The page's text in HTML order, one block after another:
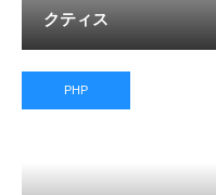
クティス
PHP